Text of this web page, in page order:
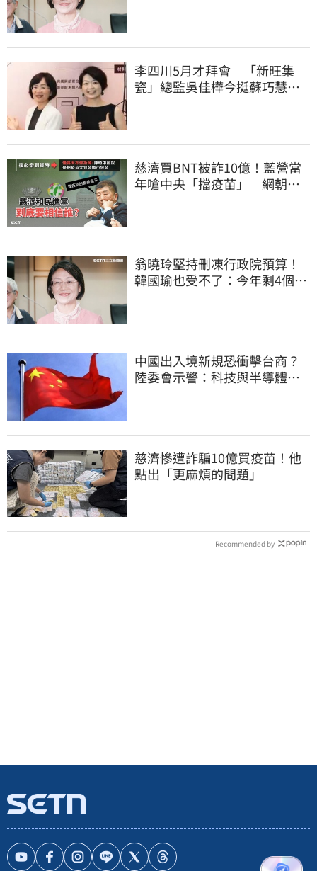
李四川5月才拜會 「新旺集
瓷」總監吳佳樺今挺蘇巧慧：
慈濟買BNT被詐10億！藍營當
年嗆中央「擋疫苗」 網朝
翁曉玲堅持刪凍行政院預算！
韓國瑜也受不了：今年剩4個月
中國出入境新規恐衝擊台商？
陸委會示警：科技與半導體從
慈濟慘遭詐騙10億買疫苗！他
點出「更麻煩的問題」
Recommended by